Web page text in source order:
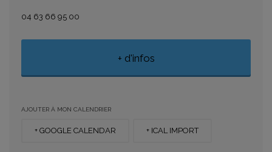
04 63 66 95 00
+ d'infos
AJOUTER À MON CALENDRIER
+ GOOGLE CALENDAR + ICAL IMPORT